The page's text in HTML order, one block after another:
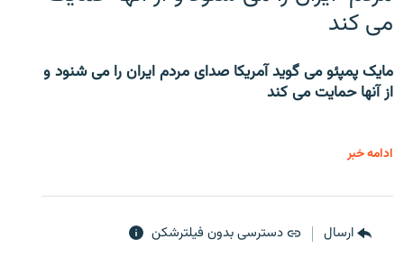
می کند
مایک پمپئو می گوید آمریکا صدای مردم ایران را می شنود و
از آنها حمایت می کند
ادامه خبر
ارسال دسترسی بدون فیلترشکن